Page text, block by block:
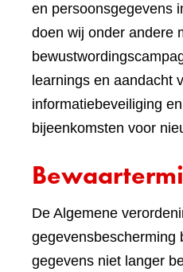
en persoonsgegevens
doen wij onder andere
learnings en aandacht
informatiebeveiliging
bijeenkomsten voor
De Algemene
gegevensbescherming
gegevens niet langer